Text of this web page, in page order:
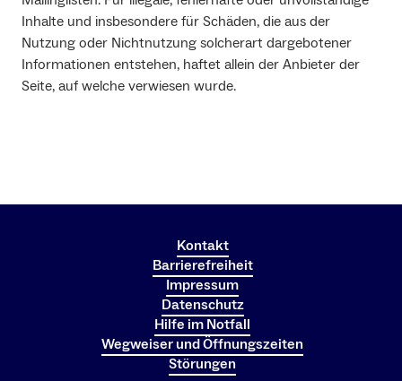
Inhalte und insbesondere für Schäden, die aus der
Nutzung oder Nichtnutzung solcherart dargebotener
Informationen entstehen, haftet allein der Anbieter der
Seite, auf welche verwiesen wurde.
Kontakt
Barrierefreiheit
Impressum
Datenschutz
Hilfe im Notfall
Wegweiser und Öffnungszeiten
Störungen